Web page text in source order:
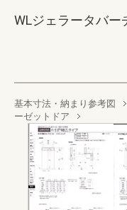
WLジェラータバー
基本寸法・納まり参考図
ーゼットドア